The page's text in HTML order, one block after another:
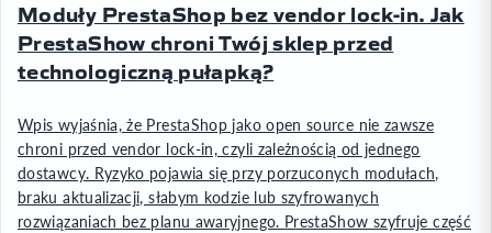
Moduły PrestaShop bez vendor lock-in. Jak
PrestaShow chroni Twój sklep przed
technologiczną pułapką?
Wpis wyjaśnia, że PrestaShop jako open source nie zawsze
chroni przed vendor lock-in, czyli zależnością od jednego
dostawcy. Ryzyko pojawia się przy porzuconych modułach,
braku aktualizacji, słabym kodzie lub szyfrowanych
rozwiązaniach bez planu awaryjnego. PrestaShow szyfruje część